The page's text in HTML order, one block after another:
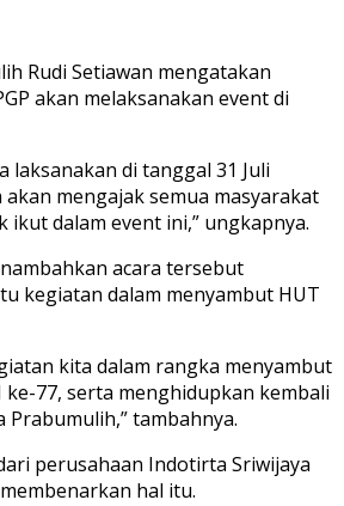
Rudi Setiawan mengatakan
akan melaksanakan event di
laksanakan di tanggal 31 Juli
mengajak semua masyarakat
dalam event ini,” ungkapnya.
acara tersebut
kegiatan dalam menyambut HUT
kita dalam rangka menyambut
ke-77, serta menghidupkan kembali
tambahnya.
perusahaan Indotirta Sriwijaya
hal itu.